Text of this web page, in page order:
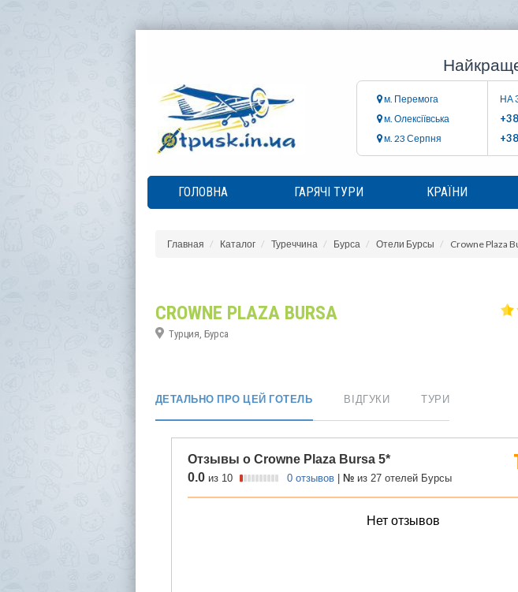
м. Перемога
м. Олексіївська
м. 23 Серпня
НА
ГОЛОВНА ГАРЯЧІ ТУРИ КРАЇНИ
Главная Каталог Туреччина Бурса Отели Бурсы Crowne Plaza
CROWNE PLAZA BURSA
Турция, Бурса
ДЕТАЛЬНО ПРО ЦЕЙ ГОТЕЛЬ ВІДГУКИ ТУРИ